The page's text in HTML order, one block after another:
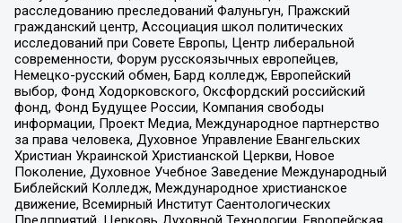
расследованию преследований Фалуньгун, Пражский
гражданский центр, Ассоциация школ политических
исследований при Совете Европы, Центр либеральной
современности, Форум русскоязычных европейцев,
Немецко-русский обмен, Бард колледж, Европейский
выбор, Фонд Ходорковского, Оксфордский российский
фонд, Фонд Будущее России, Компания свободы
информации, Проект Медиа, Международное партнерство
за права человека, Духовное Управление Евангельских
Христиан Украинской Христианской Церкви, Новое
Поколение, Духовное Учебное Заведение Международный
Библейский Колледж, Международное христианское
движение, Всемирный Институт Саентологических